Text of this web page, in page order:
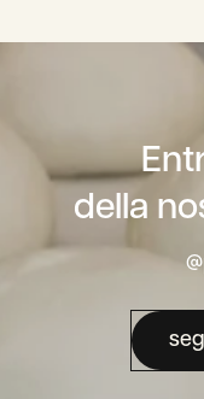
della